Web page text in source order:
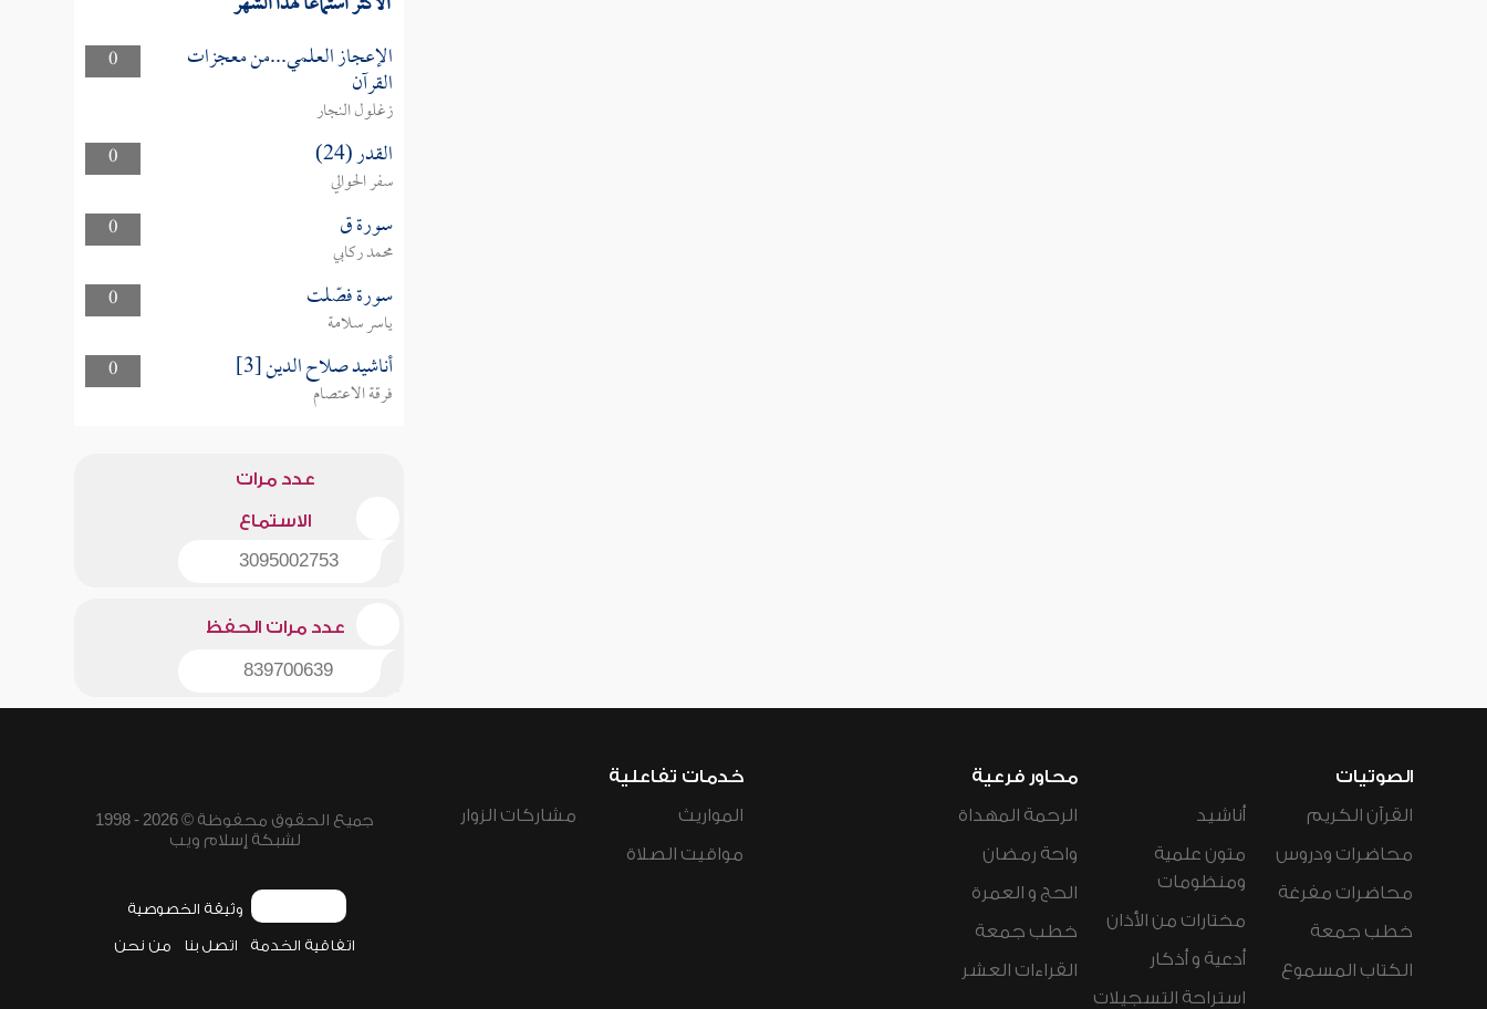
0 الإعجاز العلمي...من معجزات
القرآن
زغلول النجار
0
القدر (24)
سفر الحوالي
0
سورة ق
محمد ركابي
0
سورة فصّلت
ياسر سلامة
0
أناشيد صلاح الدين [3]
فرقة الاعتصام
عدد مرات
الاستماع
3095002753
عدد مرات الحفظ
839700639
الصوتيات
القرآن الكريم
محاضرات ودروس
محاضرات مفرغة
خطب جمعة
الكتاب المسموع
أناشيد
متون علمية
ومنظومات
مختارات من الأذان
أدعية و أذكار
استراحة التسجيلات
محاور فرعية
الرحمة المهداة
واحة رمضان
الحج و العمرة
خطب جمعة
القراءات العشر
خدمات تفاعلية
المواريث
مواقيت الصلاة
مشاركات الزوار
جميع الحقوق محفوظة © 2026 - 1998
لشبكة إسلام ويب
وثيقة الخصوصية
اتفاقية الخدمة اتصل بنا من نحن